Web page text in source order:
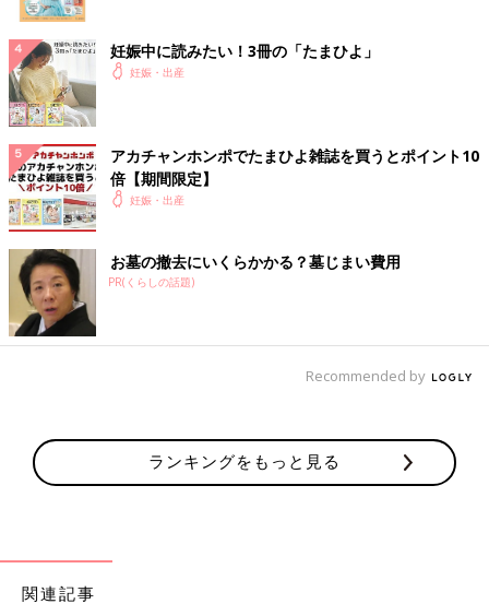
ない、さらにボールを持ってから40秒以内にトライをしなければ
秒以内にセンターラインを越えさせないようにディフェンス（守
備）側はプレッシャーをかけることになります。その攻防がもの
すごくてハラハラドキドキします。
――羽賀選手はチームでどのような役割ですか？
久下 車いすラグビーは選手の障害の程度によって各選手に持ち
点が設定されます。0.5から3.5まで7段階のポイントが設定さ
れ、障害が軽いほど点数が高く、重いほど点数が低くなります。
そして1チーム4人の持ち点の合計が8.0以下になるように編成さ
れます。夫のポイントは2.0で、コートを走り回って守備も攻撃
もどちらもする役割です。
夫の優しさと器の大きさにひかれた
妊娠中に読みたい！3冊の「たまひよ」
妊娠・出産
アカチャンホンポでたまひよ雑誌を買うとポイント10
倍【期間限定】
妊娠・出産
お墓の撤去にいくらかかる？墓じまい費用
PR(くらしの話題)
Recommended by
ランキングをもっと見る
関連記事